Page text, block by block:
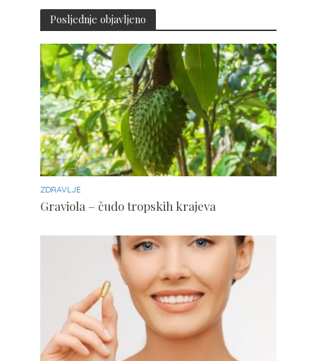
Posljednje objavljeno
ZDRAVLJE
Graviola – čudo tropskih krajeva